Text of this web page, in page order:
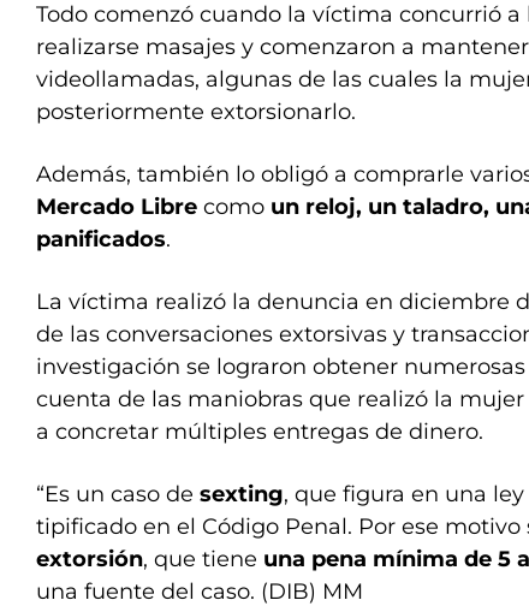
Todo comenzó cuando la víctima concurrió a
realizarse masajes y comenzaron a
videollamadas, algunas de las cuales la
posteriormente extorsionarlo.
Además, también lo obligó a comprarle
Mercado Libre como un reloj, un taladro,
panificados.
La víctima realizó la denuncia en diciembre
de las conversaciones extorsivas y
investigación se lograron obtener
cuenta de las maniobras que realizó la
a concretar múltiples entregas de dinero.
“Es un caso de sexting, que figura en una
tipificado en el Código Penal. Por ese
extorsión, que tiene una pena mínima de 5
una fuente del caso. (DIB) MM